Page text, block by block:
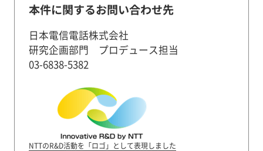
本件に関するお問い合わせ先
日本電信電話株式会社
研究企画部門 プロデュース担当
03-6838-5382
NTTのR&D活動を「ロゴ」として表現しました